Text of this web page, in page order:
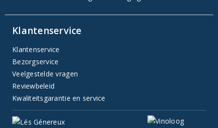
Klantenservice
Klantenservice
Bezorgservice
Veelgestelde vragen
Reviewbeleid
Kwaliteitsgarantie en service